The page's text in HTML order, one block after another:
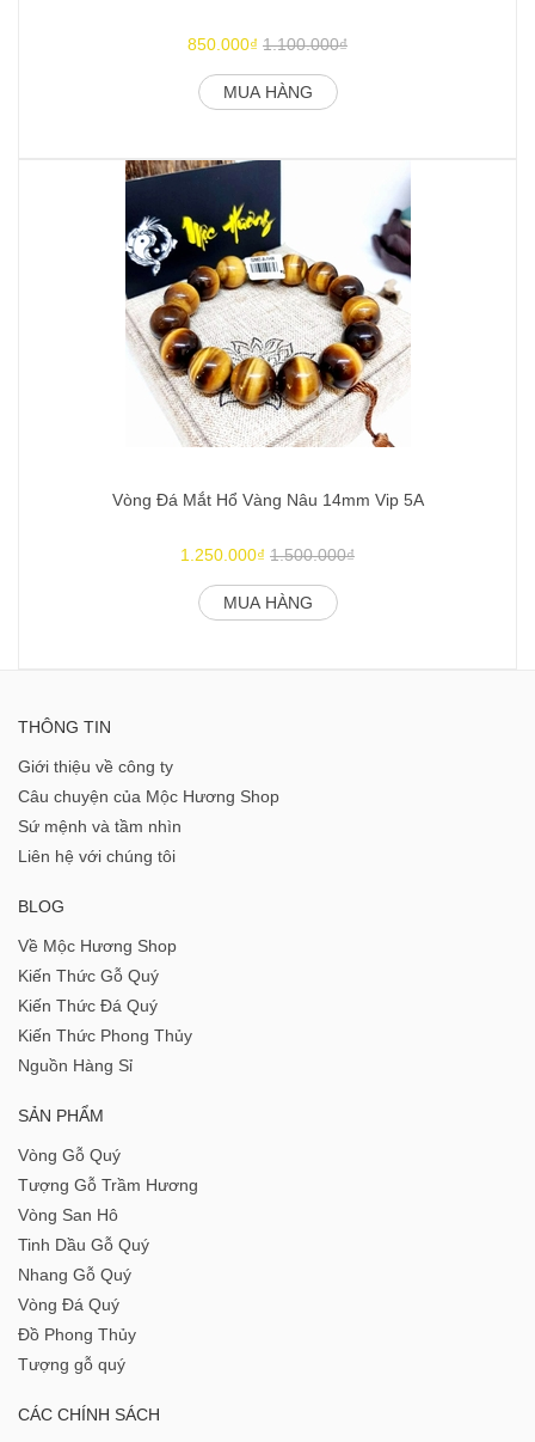
850.000₫ 1.100.000₫
MUA HÀNG
Vòng Đá Mắt Hổ Vàng Nâu 14mm Vip 5A
1.250.000₫ 1.500.000₫
MUA HÀNG
THÔNG TIN
Giới thiệu về công ty
Câu chuyện của Mộc Hương Shop
Sứ mệnh và tầm nhìn
Liên hệ với chúng tôi
BLOG
Về Mộc Hương Shop
Kiến Thức Gỗ Quý
Kiến Thức Đá Quý
Kiến Thức Phong Thủy
Nguồn Hàng Sỉ
SẢN PHẨM
Vòng Gỗ Quý
Tượng Gỗ Trầm Hương
Vòng San Hô
Tinh Dầu Gỗ Quý
Nhang Gỗ Quý
Vòng Đá Quý
Đồ Phong Thủy
Tượng gỗ quý
CÁC CHÍNH SÁCH